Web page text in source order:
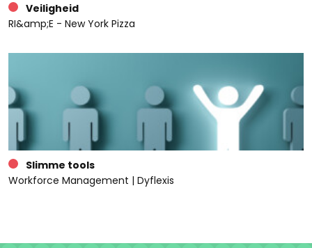
Veiligheid
RI&amp;E - New York Pizza
Slimme tools
Workforce Management | Dyflexis